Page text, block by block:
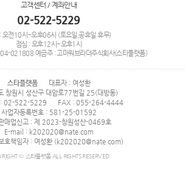
고객센터 / 계좌안내
02-522-5229
오전10시~오후06시 (토요일,공휴일 휴무)
점심 : 오후12시~오후1시
021808 예금주 : 고마워브라더주식회사(스타플랫폼)
스타플랫폼
대표자 : 여성환
창원시 성산구 대암로77번길 25(대방동)
: 02-522-5229
FAX : 055-264-4444
사업자등록번호 : 581-25-01592
매업신고 : 제 2023-창원성산-0469호
E-mail : k202020@nate.com
호책임자 : 여성환 (k202020@nate.com)
© 스타플랫폼 ALL RIGHTS RESERVED.